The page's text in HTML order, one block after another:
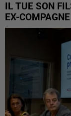
IL TUE SON
EX-